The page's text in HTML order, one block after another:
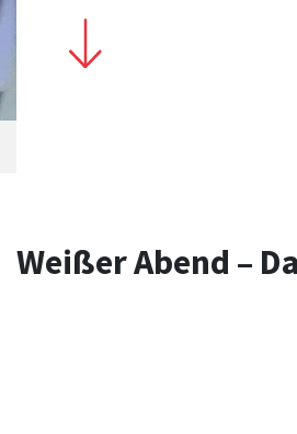
schaffen ein
werden gebeten, sich
Weiß zu kleiden. Ein
Weißer Abend –